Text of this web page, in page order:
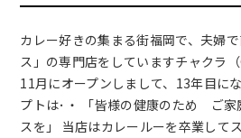
カレー好きの集まる街福岡で、夫婦
ス」の専門店をしていますチャクラ
11月にオープンしまして、13年目に
プトは･・ 「皆様の健康のため ご家
スを」 当店はカレールーを卒業して